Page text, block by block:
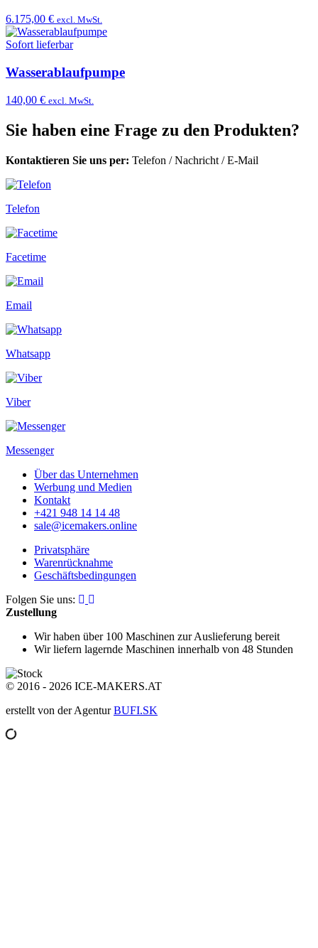
6.175,00 € excl. MwSt.
Sofort lieferbar
Wasserablaufpumpe
140,00 € excl. MwSt.
Sie haben eine Frage zu den Produkten?
Kontaktieren Sie uns per: Telefon /Nachricht /E-Mail
Telefon
Facetime
Email
Whatsapp
Viber
Messenger
Über das Unternehmen
Werbung und Medien
Kontakt
+421 948 14 14 48
sale@icemakers.online
Privatsphäre
Warenrücknahme
Geschäftsbedingungen
Folgen Sie uns:
Zustellung
Wir haben über 100 Maschinen zur Auslieferung bereit
Wir liefern lagernde Maschinen innerhalb von 48 Stunden
© 2016 - 2026 ICE-MAKERS.AT
erstellt von der AgenturBUFI.SK